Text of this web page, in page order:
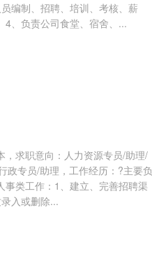
编制、招聘、培训、考核、薪
4、负责公司食堂、宿舍、...
，求职意向：人力资源专员/助理/
政专员/助理，工作经历：?主要负
类工作：1、建立、完善招聘渠
入或删除...